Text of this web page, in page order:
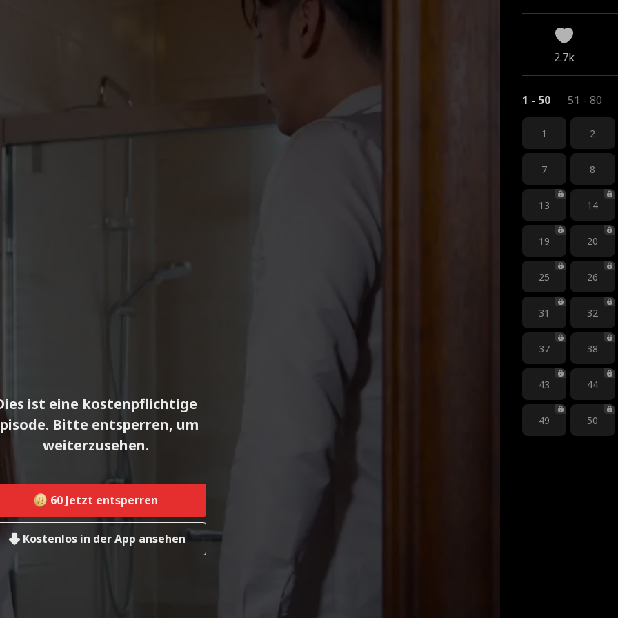
ist eine kostenpflichtige
Bitte entsperren, um
weiterzusehen.
60 Jetzt entsperren
Kostenlos in der App ansehen
2.7k
1 - 50 51 - 80
1 2
7 8
13 14
19 20
25 26
31 32
37 38
43 44
49 50